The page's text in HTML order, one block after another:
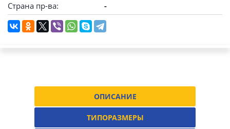
Страна пр-ва:
-
ОПИСАНИЕ
ТИПОРАЗМЕРЫ